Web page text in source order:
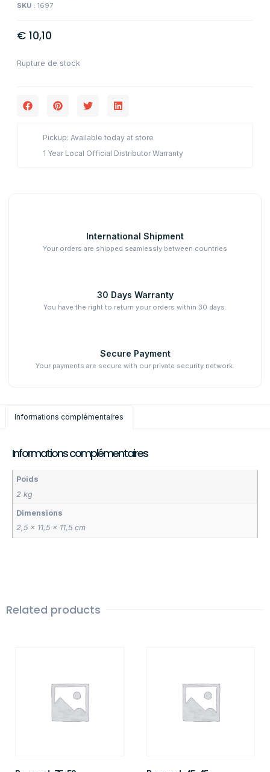
SKU : 1697
€ 10,10
Rupture de stock
Pickup: Available today at store
1 Year Local Official Distributor Warranty
International Shipment
Your orders are shipped seamlessly between countries
30 Days Warranty
You have the right to return your orders within 30 days.
Secure Payment
Your payments are secure with our private security network.
Informations complémentaires
Informations complémentaires
Poids
2 kg
Dimensions
2,5 × 11,5 × 11,5 cm
Related products